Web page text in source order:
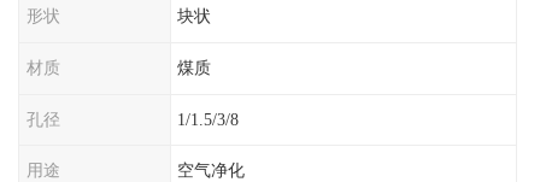
形状 块状
材质 煤质
孔径 1/1.5/3/8
用途 空气净化